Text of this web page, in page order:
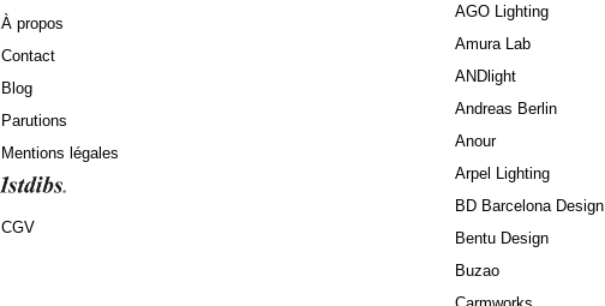
À propos
Contact
Blog
Parutions
Mentions légales
CGV
AGO Lighting
Amura Lab
ANDlight
Andreas Berlin
Anour
Arpel Lighting
BD Barcelona Design
Bentu Design
Buzao